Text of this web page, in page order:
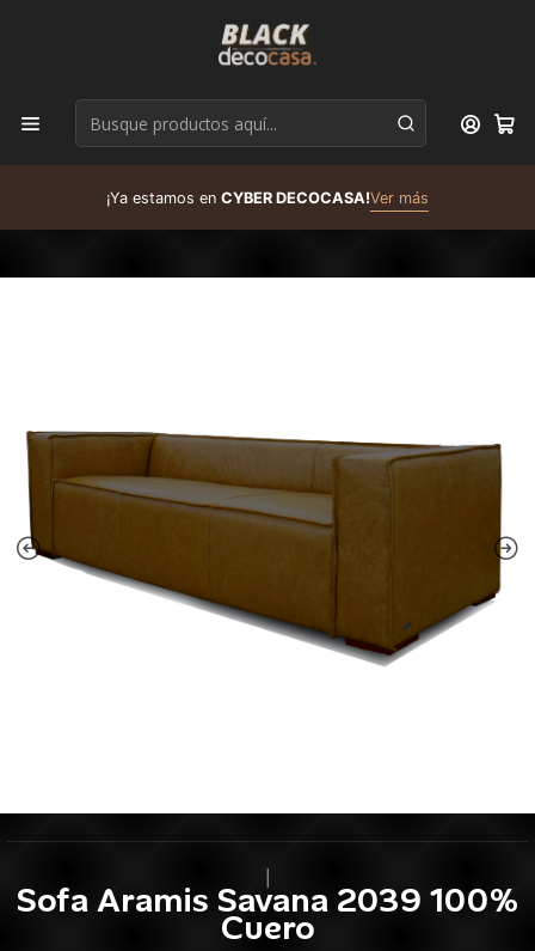
¡Ya estamos en CYBER DECOCASA!Ver más
Sofa Aramis Savana 2039 100%
Cuero